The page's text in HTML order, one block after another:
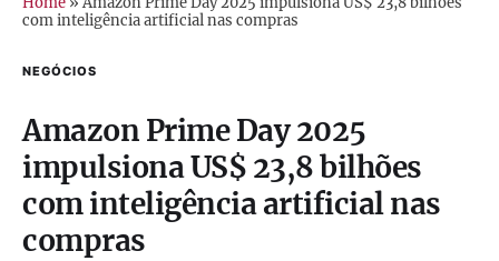
com inteligência artificial nas compras
NEGÓCIOS
Amazon Prime Day 2025
impulsiona US$ 23,8 bilhões
com inteligência artificial nas
compras